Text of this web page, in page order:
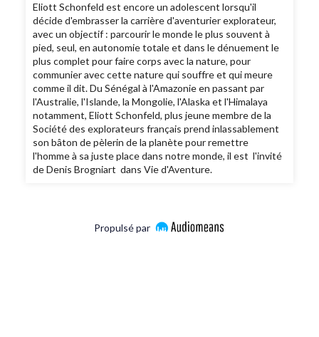
Eliott Schonfeld est encore un adolescent lorsqu'il
décide d'embrasser la carrière d'aventurier explorateur,
avec un objectif : parcourir le monde le plus souvent à
pied, seul, en autonomie totale et dans le dénuement le
plus complet pour faire corps avec la nature, pour
communier avec cette nature qui souffre et qui meure
comme il dit. Du Sénégal à l'Amazonie en passant par
l'Australie, l'Islande, la Mongolie, l'Alaska et l'Himalaya
notamment, Eliott Schonfeld, plus jeune membre de la
Société des explorateurs français prend inlassablement
son bâton de pèlerin de la planète pour remettre
l'homme à sa juste place dans notre monde, il est l'invité
de Denis Brogniart dans Vie d'Aventure.
Propulsé par